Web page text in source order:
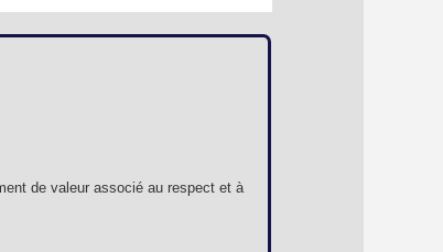
de valeur associé au respect et à